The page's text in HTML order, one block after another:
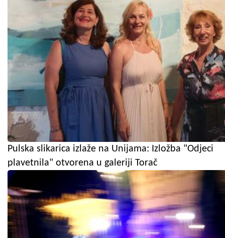
Pulska slikarica izlaže na Unijama: Izložba "Odjeci
plavetnila" otvorena u galeriji Torač